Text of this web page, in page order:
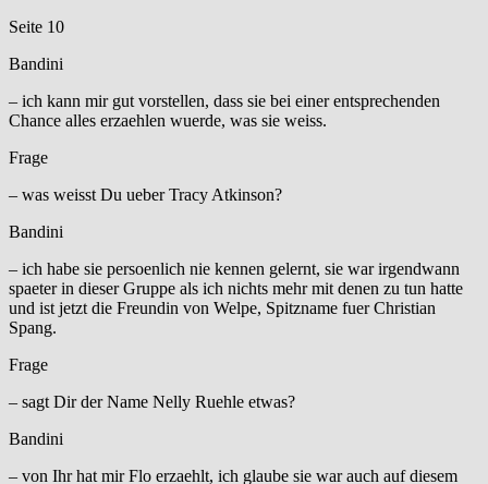
Seite 10
Bandini
– ich kann mir gut vorstellen, dass sie bei einer entsprechenden
Chance alles erzaehlen wuerde, was sie weiss.
Frage
– was weisst Du ueber Tracy Atkinson?
Bandini
– ich habe sie persoenlich nie kennen gelernt, sie war irgendwann
spaeter in dieser Gruppe als ich nichts mehr mit denen zu tun hatte
und ist jetzt die Freundin von Welpe, Spitzname fuer Christian
Spang.
Frage
– sagt Dir der Name Nelly Ruehle etwas?
Bandini
– von Ihr hat mir Flo erzaehlt, ich glaube sie war auch auf diesem